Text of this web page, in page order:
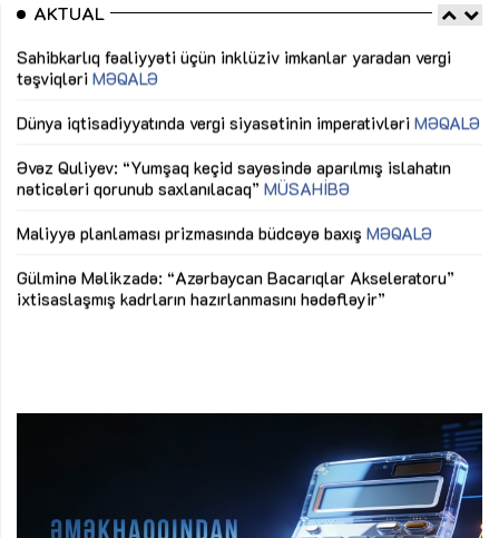
AKTUAL
Sahibkarlıq fəaliyyəti üçün inklüziv imkanlar yaradan vergi
təşviqləri MƏQALƏ
Dünya iqtisadiyyatında vergi siyasətinin imperativləri MƏQALƏ
Əvəz Quliyev: “Yumşaq keçid sayəsində aparılmış islahatın
nəticələri qorunub saxlanılacaq” MÜSAHİBƏ
Maliyyə planlaması prizmasında büdcəyə baxış MƏQALƏ
Gülminə Məlikzadə: “Azərbaycan Bacarıqlar Akseleratoru”
ixtisaslaşmış kadrların hazırlanmasını hədəfləyir”